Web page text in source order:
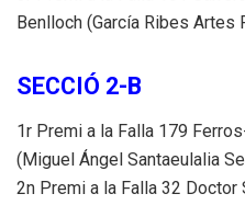
Benlloch (García Ribes Artes
SECCIÓ 2-B
1r Premi a la Falla 179
(Miguel Ángel Santaeulalia
2n Premi a la Falla 32 Doctor